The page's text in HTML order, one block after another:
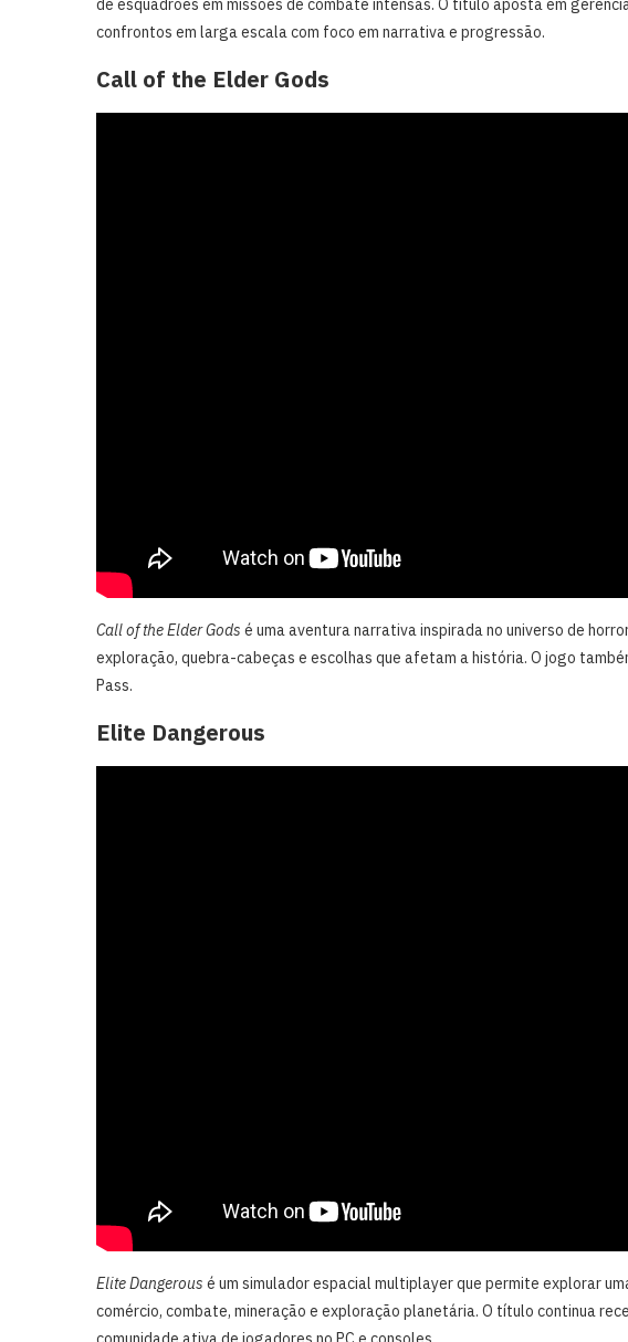
de esquadrões em missões de combate intensas. O título aposta em
confrontos em larga escala com foco em narrativa e progressão.
Call of the Elder Gods
Call of the Elder Gods é uma aventura narrativa inspirada no universo de
exploração, quebra-cabeças e escolhas que afetam a história. O jogo
Pass.
Elite Dangerous
Elite Dangerous é um simulador espacial multiplayer que permite explorar
comércio, combate, mineração e exploração planetária. O título continua